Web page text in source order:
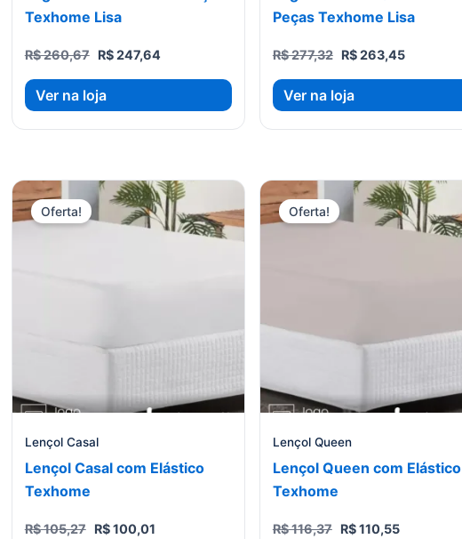
Texhome Lisa
R$260,67
O
era:
R$247,64O
Ver na loja
Peças Texhome Lisa
R$277,32 O
era:
R$263,45O
Ver na loja
Oferta!
Lençol Casal
Lençol Casal com Elástico
Texhome
R$105,27
O
R$100,01O
Oferta!
Lençol Queen
Lençol Queen com Elástico
Texhome
R$116,37 O
R$110,55O